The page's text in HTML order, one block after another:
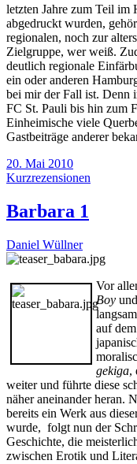
letzten Jahre zum Teil im
abgedruckt wurden,
regionalen, noch zur
Zielgruppe, wer weiß.
deutlich regionale
ein oder anderen
bei mir der Fall ist. Denn
FC St. Pauli bis hin zum
Einheimische viele
Gastbeiträge anderer
20. Mai 2010
Kurzrezensionen
Barbara 1
Daniel Wüllner
Vor
Boy und
auf
gekiga,
weiter und führte diese
näher aneinander heran.
bereits ein Werk aus
wurde, folgt nun der
Geschichte, die
zwischen Erotik und